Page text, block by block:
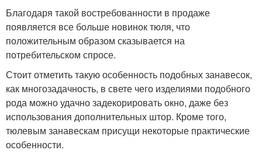
Благодаря такой востребованности в продаже
появляется все больше новинок тюля, что
положительным образом сказывается на
потребительском спросе.
Стоит отметить такую особенность подобных занавесок,
как многозадачность, в свете чего изделиями подобного
рода можно удачно задекорировать окно, даже без
использования дополнительных штор. Кроме того,
тюлевым занавескам присущи некоторые практические
особенности.